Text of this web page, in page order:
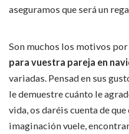
aseguramos que será un
Son muchos los motivos por
para vuestra pareja en
variadas. Pensad en sus
le demuestre cuánto le
vida, os daréis cuenta de
imaginación vuele,